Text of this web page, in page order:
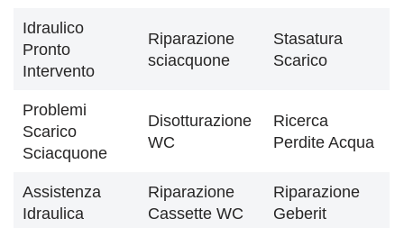
Idraulico
Pronto
Intervento
Riparazione
sciacquone
Stasatura
Scarico
Problemi
Scarico
Sciacquone
Disotturazione
WC
Ricerca
Perdite Acqua
Assistenza
Idraulica
Riparazione
Cassette WC
Riparazione
Geberit